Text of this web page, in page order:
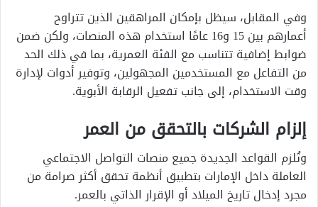
وفي المقابل، سيظل بإمكان المراهقين الذين تتراوح
أعمارهم بين 15 و16 عامًا استخدام هذه المنصات، ولكن ضمن
ضوابط إضافية تتناسب مع الفئة العمرية، بما في ذلك الحد
من التفاعل مع المستخدمين المجهولين، وتوفير أدوات لإدارة
وقت الاستخدام، إلى جانب تفعيل الرقابة الأبوية.
إلزام الشركات بالتحقق من العمر
وتُلزم القواعد الجديدة جميع منصات التواصل الاجتماعي
العاملة داخل الإمارات بتطبيق أنظمة تحقق أكثر صرامة من
مجرد إدخال تاريخ الميلاد أو الإقرار الذاتي بالعمر.